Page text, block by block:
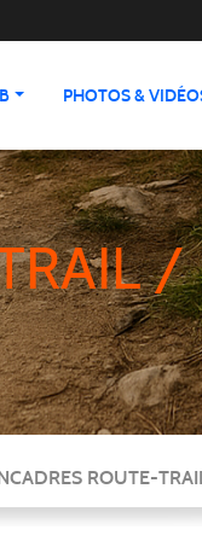
PHOTOS &
/
ROUTE-